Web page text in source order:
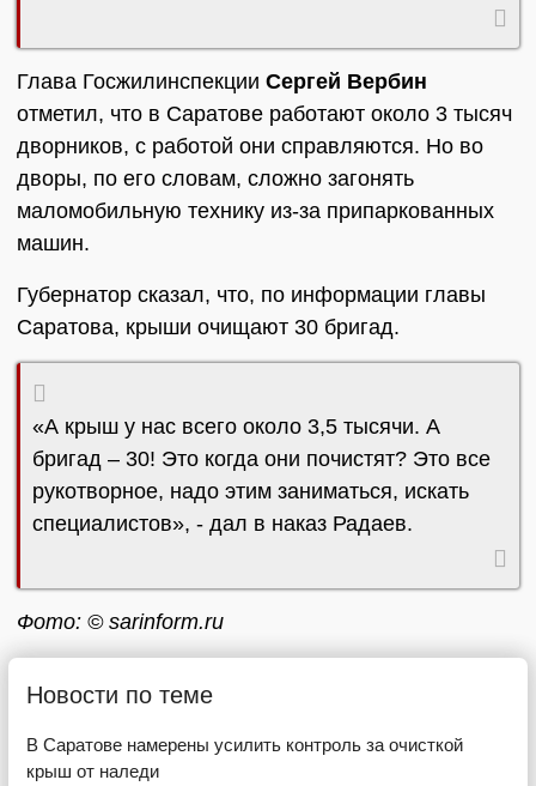
Глава Госжилинспекции Сергей Вербин
отметил, что в Саратове работают около 3 тысяч
дворников, с работой они справляются. Но во
дворы, по его словам, сложно загонять
маломобильную технику из-за припаркованных
машин.
Губернатор сказал, что, по информации главы
Саратова, крыши очищают 30 бригад.
«А крыш у нас всего около 3,5 тысячи. А
бригад – 30! Это когда они почистят? Это все
рукотворное, надо этим заниматься, искать
специалистов», - дал в наказ Радаев.
Фото: © sarinform.ru
Новости по теме
В Саратове намерены усилить контроль за очисткой
крыш от наледи